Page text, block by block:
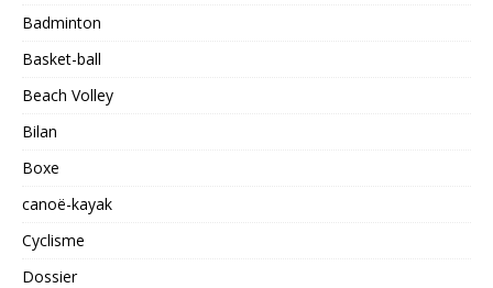
Badminton
Basket-ball
Beach Volley
Bilan
Boxe
canoë-kayak
Cyclisme
Dossier